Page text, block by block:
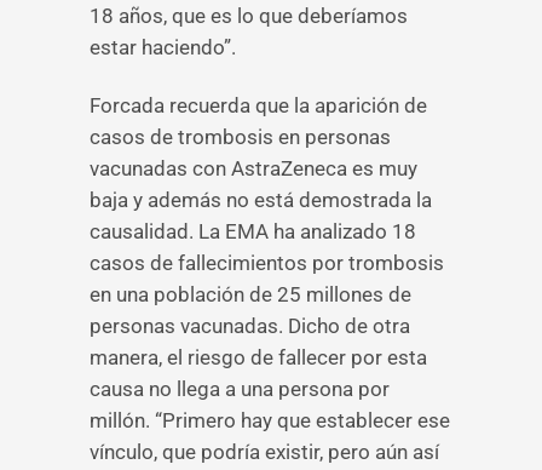
18 años, que es lo que deberíamos
estar haciendo”.
Forcada recuerda que la aparición de
casos de trombosis en personas
vacunadas con AstraZeneca es muy
baja y además no está demostrada la
causalidad. La EMA ha analizado 18
casos de fallecimientos por trombosis
en una población de 25 millones de
personas vacunadas. Dicho de otra
manera, el riesgo de fallecer por esta
causa no llega a una persona por
millón. “Primero hay que establecer ese
vínculo, que podría existir, pero aún así